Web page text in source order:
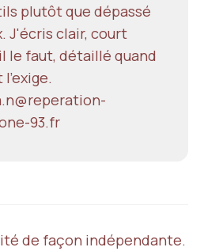
plutôt que dépassé
J'écris clair, court
le faut, détaillé quand
l'exige.
93.fr
de façon indépendante.